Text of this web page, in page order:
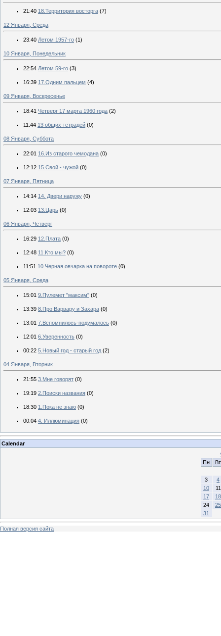
21:40 18.Территория восторга (7)
12 Января, Среда
23:40 Летом 1957-го (1)
10 Января, Понедельник
22:54 Летом 59-го (3)
16:39 17.Одним пальцем (4)
09 Января, Воскресенье
18:41 Четверг 17 марта 1960 года (2)
11:44 13 общих тетрадей (0)
08 Января, Суббота
22:01 16.Из старого чемодана (0)
12:12 15.Свой - чужой (0)
07 Января, Пятница
14:14 14. Двери наружу (0)
12:03 13.Царь (0)
06 Января, Четверг
16:29 12.Плата (0)
12:48 11.Кто мы? (0)
11:51 10.Черная овчарка на повороте (0)
05 Января, Среда
15:01 9.Пулемет "максим" (0)
13:39 8.Про Варвару и Захара (0)
13:01 7.Вспомнилось-подумалось (0)
12:01 6.Уверенность (0)
00:22 5.Новый год - старый год (2)
04 Января, Вторник
21:55 3.Мне говорят (0)
19:19 2.Поиски названия (0)
18:30 1.Пока не знаю (0)
00:04 4. Иллюминация (0)
Calendar
Пн
Вт
3
4
10
11
17
18
24
25
31
Полная версия сайта